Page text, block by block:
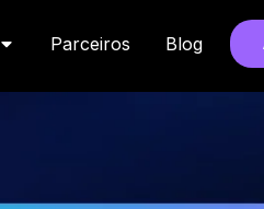
Abrir Soluções
Parceiros Blog